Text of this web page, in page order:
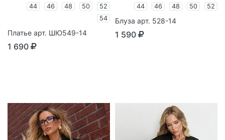
44 46 48 50
52
54
Платье арт. ШЮ549-14
1 690
44 46 48 50 52
Блуза арт. 528-14
1 590